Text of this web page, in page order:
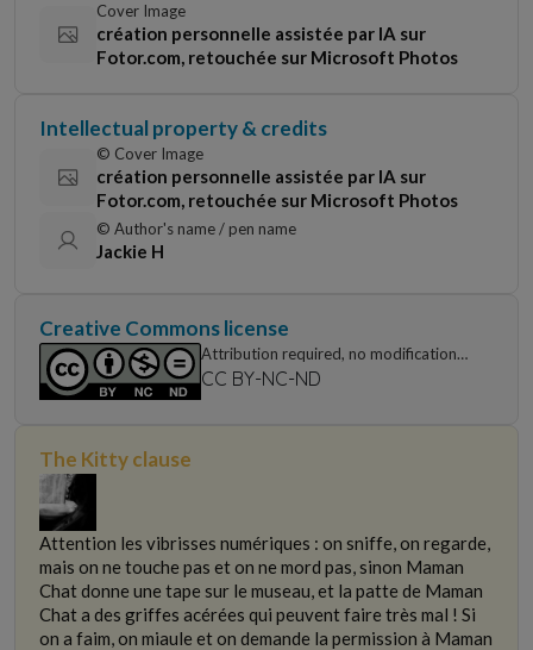
Cover Image
création personnelle assistée par IA sur
Fotor.com, retouchée sur Microsoft Photos
Intellectual property & credits
© Cover Image
création personnelle assistée par IA sur
Fotor.com, retouchée sur Microsoft Photos
© Author's name / pen name
Jackie H
Creative Commons license
Attribution required, no modifications,
non-commercial use only
CC BY-NC-ND
The Kitty clause
Attention les vibrisses numériques : on sniffe, on regarde,
mais on ne touche pas et on ne mord pas, sinon Maman
Chat donne une tape sur le museau, et la patte de Maman
Chat a des griffes acérées qui peuvent faire très mal ! Si
on a faim, on miaule et on demande la permission à Maman